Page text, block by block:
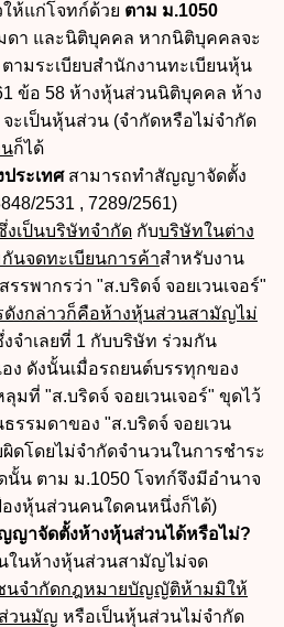
ห้แก่โจทก์ด้วย ตาม ม.1050
ดา และนิติบุคคล หากนิติบุคคลจะ
ามระเบียบสำนักงานทะเบียนหุ้น
ข้อ 58 ห้างหุ้นส่วนนิติบุคคล ห้าง
ะเป็นหุ้นส่วน (จำกัดหรือไม่จำกัด
ก็ได้
ระเทศสามารถทำสัญญาจัดตั้ง
2531 , 7289/2561)
งเป็นบริษัทจำกัด กับบริษัทในต่าง
นจดทะเบียนการค้าสำหรับงาน
รพากรว่า "ส.บริดจ์ จอยเวนเจอร์"
ดังกล่าวก็คือห้างหุ้นส่วนสามัญไม่
จำเลยที่ 1 กับบริษัท ร่วมกัน
ง ดังนั้นเมื่อรถยนต์บรรทุกของ
มที่ "ส.บริดจ์ จอยเวนเจอร์" ขุดไว้
รรมดาของ "ส.บริดจ์ จอยเวน
ผิดโดยไม่จำกัดจำนวนในการชำระ
นั้น ตาม ม.1050 โจทก์จึงมีอำนาจ
องหุ้นส่วนคนใดคนหนึ่งก็ได้)
ญาจัดตั้งห้างหุ้นส่วนได้หรือไม่?
ในห้างหุ้นส่วนสามัญไม่จด
นจำกัดกฎหมายบัญญัติห้ามมิให้
วนมัญ หรือเป็นหุ้นส่วนไม่จำกัด